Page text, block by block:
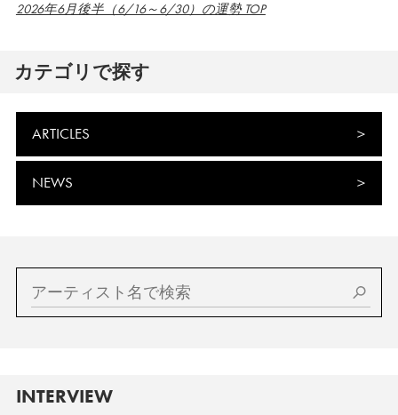
2026年6月後半（6/16～6/30）の運勢 TOP
カテゴリで探す
ARTICLES
NEWS
INTERVIEW